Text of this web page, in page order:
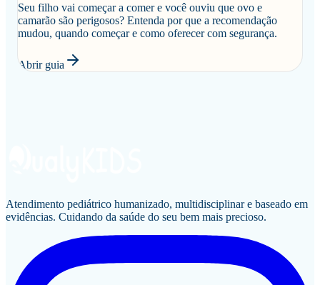
Seu filho vai começar a comer e você ouviu que ovo e
camarão são perigosos? Entenda por que a recomendação
mudou, quando começar e como oferecer com segurança.
Abrir guia
Atendimento pediátrico humanizado, multidisciplinar e baseado em
evidências. Cuidando da saúde do seu bem mais precioso.